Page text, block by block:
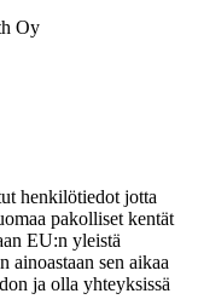
Oy
henkilötiedot jotta
pakolliset kentät
EU:n yleistä
ainoastaan sen aikaa
ja olla yhteyksissä